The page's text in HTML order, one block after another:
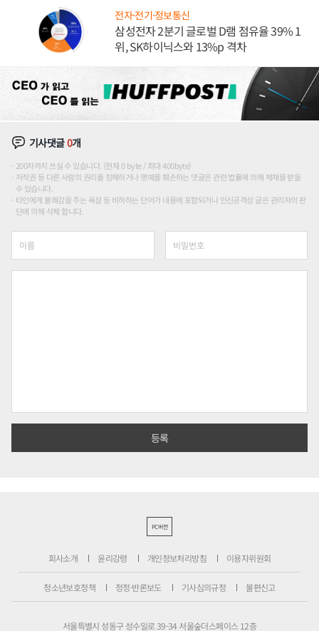
전자·전기·정보통신
삼성전자 2분기 글로벌 D램 점유율 39% 1
위, SK하이닉스와 13%p 격차
기사댓글0개
200자까지 쓰실 수 있습니다. (현재 0 byte / 최대 400byte)
저작권 등 다른 사람의 권리를 침해하거나 명예를 훼손하는 댓글은 관련 법률에 의해 제재를 받을
수 있습니다.
타인에게 불쾌감을 주는 욕설 등 비하하는 단어가 내용에 포함되거나 인신공격성 글은 관리자의 판
단에 의해 삭제 합니다.
PC버전
회사소개 윤리강령 개인정보처리방침 이용자위원회
청소년보호정책 정정·반론보도 기사심의규정 불편신고
서울특별시 성동구 성수일로 39-34 서울숲더스페이스 12층